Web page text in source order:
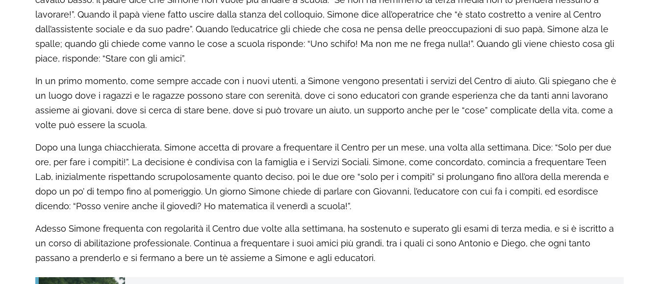
lavorare!”. Quando il papà viene fatto uscire dalla stanza del colloquio, Simone dice all’operatrice che “è stato costretto a venire al Centro
dall’assistente sociale e da suo padre”. Quando l’educatrice gli chiede che cosa ne pensa delle preoccupazioni di suo papà, Simone alza le
spalle; quando gli chiede come vanno le cose a scuola risponde: “Uno schifo! Ma non me ne frega nulla!”. Quando gli viene chiesto cosa gli
piace, risponde: “Stare con gli amici”.
In un primo momento, come sempre accade con i nuovi utenti, a Simone vengono presentati i servizi del Centro di aiuto. Gli spiegano che è
un luogo dove i ragazzi e le ragazze possono stare con serenità, dove ci sono educatori con grande esperienza che da tanti anni lavorano
assieme ai giovani, dove si cerca di stare bene, dove si può trovare un aiuto, un supporto anche per le “cose” complicate della vita, come a
volte può essere la scuola.
Dopo una lunga chiacchierata, Simone accetta di provare a frequentare il Centro per un mese, una volta alla settimana. Dice: “Solo per due
ore, per fare i compiti!”. La decisione è condivisa con la famiglia e i Servizi Sociali. Simone, come concordato, comincia a frequentare Teen
Lab, inizialmente rispettando scrupolosamente quanto deciso, poi le due ore “solo per i compiti” si prolungano fino all’ora della merenda e
dopo un po’ di tempo fino al pomeriggio. Un giorno Simone chiede di parlare con Giovanni, l’educatore con cui fa i compiti, ed esordisce
dicendo: “Posso venire anche il giovedì? Ho matematica il venerdì a scuola!”.
Adesso Simone frequenta con regolarità il Centro due volte alla settimana, ha sostenuto e superato gli esami di terza media, e si è iscritto a
un corso di abilitazione professionale. Continua a frequentare i suoi amici più grandi, tra i quali ci sono Antonio e Diego, che ogni tanto
passano a prenderlo e si fermano a bere un tè assieme a Simone e agli educatori.